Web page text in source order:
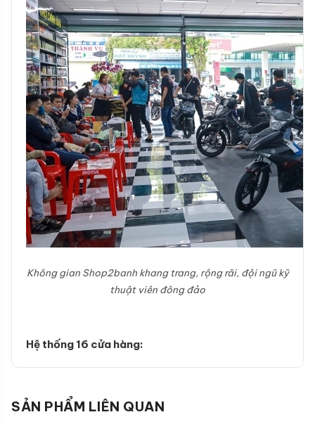
Không gian Shop2banh khang trang, rộng rãi, đội ngũ kỹ
thuật viên đông đảo
Hệ thống 16 cửa hàng:
SẢN PHẨM LIÊN QUAN